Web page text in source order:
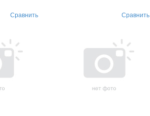
Сравнить Сравнить